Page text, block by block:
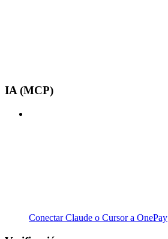
IA (MCP)
Conectar Claude o Cursor a OnePay